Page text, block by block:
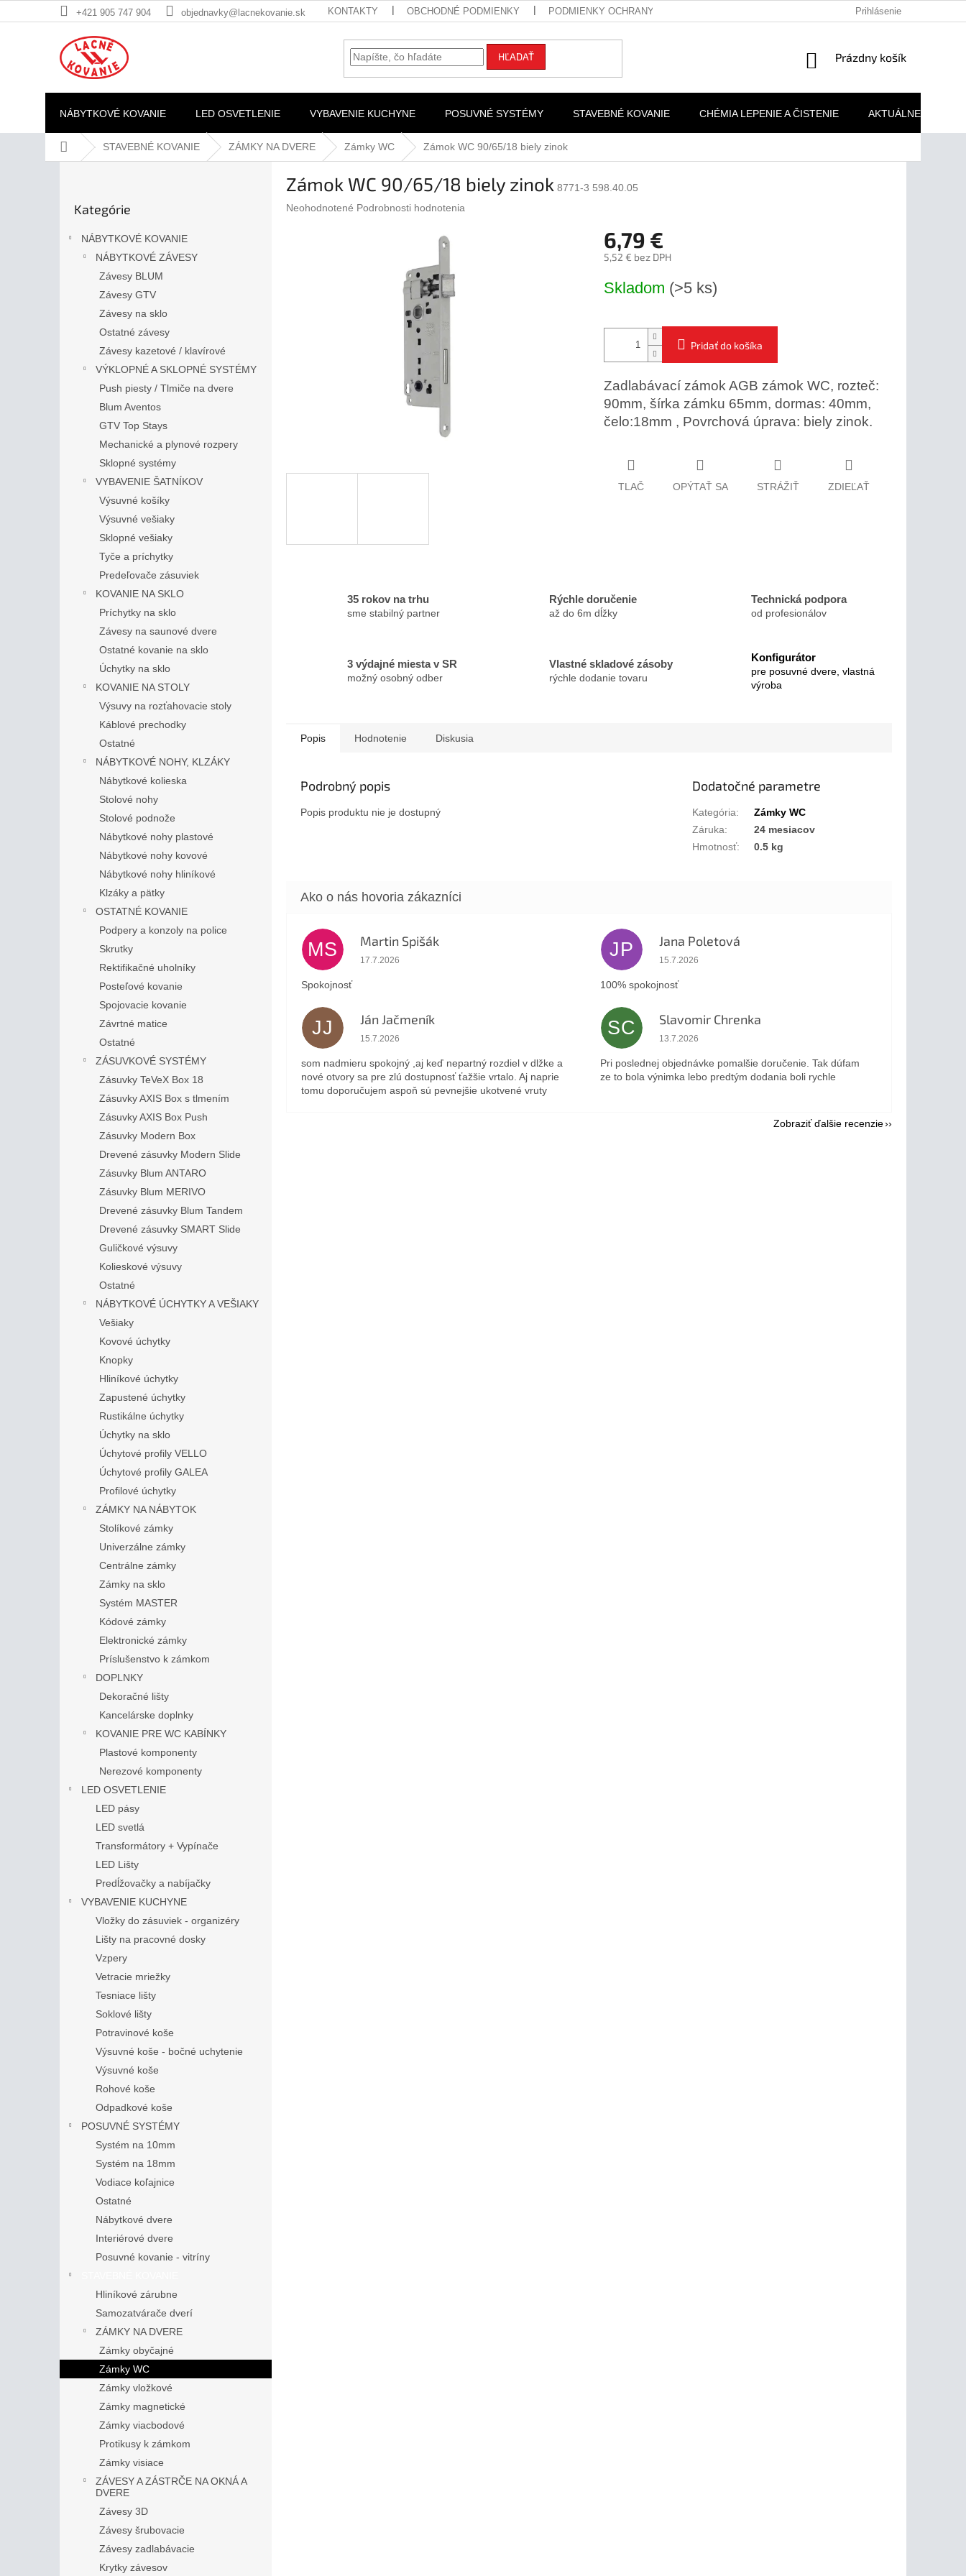
na
+421 905 747 904 objednavky@lacnekovanie.sk KONTAKTY OBCHODNÉ PODMIENKY PODMIENKY OCHRANY OSOBNÝCH ÚDAJOV REKLAMAČNÉ PODMIENKY
Prihlásenie
HĽADAŤ
NÁKUPNÝ
Prázdny košík
NÁBYTKOVÉ KOVANIE LED OSVETLENIE VYBAVENIE KUCHYNE POSUVNÉ SYSTÉMY STAVEBNÉ KOVANIE CHÉMIA LEPENIE A ČISTENIE AKTUÁLNE AKCIE
DomovSTAVEBNÉ KOVANIE ZÁMKY NA DVERE Zámky WC Zámok WC 90/65/18 biely zinok
kategórie
Kategórie
NÁBYTKOVÉ KOVANIE
NÁBYTKOVÉ ZÁVESY
Závesy BLUM
Závesy GTV
Závesy na sklo
Ostatné závesy
Závesy kazetové / klavírové
VÝKLOPNÉ A SKLOPNÉ SYSTÉMY
Push piesty / Tlmiče na dvere
Blum Aventos
GTV Top Stays
Mechanické a plynové rozpery
Sklopné systémy
VYBAVENIE ŠATNÍKOV
Výsuvné košíky
Výsuvné vešiaky
Sklopné vešiaky
Tyče a príchytky
Predeľovače zásuviek
KOVANIE NA SKLO
Príchytky na sklo
Závesy na saunové dvere
Ostatné kovanie na sklo
Úchytky na sklo
KOVANIE NA STOLY
Výsuvy na rozťahovacie stoly
Káblové prechodky
Ostatné
NÁBYTKOVÉ NOHY, KLZÁKY
Nábytkové kolieska
Stolové nohy
Stolové podnože
Nábytkové nohy plastové
Nábytkové nohy kovové
Nábytkové nohy hliníkové
Klzáky a pätky
OSTATNÉ KOVANIE
Podpery a konzoly na police
Skrutky
Rektifikačné uholníky
Posteľové kovanie
Spojovacie kovanie
Závrtné matice
Ostatné
ZÁSUVKOVÉ SYSTÉMY
Zásuvky TeVeX Box 18
Zásuvky AXIS Box s tlmením
Zásuvky AXIS Box Push
Zásuvky Modern Box
Drevené zásuvky Modern Slide
Zásuvky Blum ANTARO
Zásuvky Blum MERIVO
Drevené zásuvky Blum Tandem
Drevené zásuvky SMART Slide
Guličkové výsuvy
Kolieskové výsuvy
Ostatné
NÁBYTKOVÉ ÚCHYTKY A VEŠIAKY
Vešiaky
Kovové úchytky
Knopky
Hliníkové úchytky
Zapustené úchytky
Rustikálne úchytky
Úchytky na sklo
Úchytové profily VELLO
Úchytové profily GALEA
Profilové úchytky
ZÁMKY NA NÁBYTOK
Stolíkové zámky
Univerzálne zámky
Centrálne zámky
Zámky na sklo
Systém MASTER
Kódové zámky
Elektronické zámky
Príslušenstvo k zámkom
DOPLNKY
Dekoračné lišty
Kancelárske doplnky
KOVANIE PRE WC KABÍNKY
Plastové komponenty
Nerezové komponenty
LED OSVETLENIE
LED pásy
LED svetlá
Transformátory + Vypínače
LED Lišty
Predĺžovačky a nabíjačky
VYBAVENIE KUCHYNE
Vložky do zásuviek - organizéry
Lišty na pracovné dosky
Vzpery
Vetracie mriežky
Tesniace lišty
Soklové lišty
Potravinové koše
Výsuvné koše - bočné uchytenie
Výsuvné koše
Rohové koše
Odpadkové koše
POSUVNÉ SYSTÉMY
Systém na 10mm
Systém na 18mm
Vodiace koľajnice
Ostatné
Nábytkové dvere
Interiérové dvere
Posuvné kovanie - vitríny
Hliníkové zárubne
Samozatvárače dverí
ZÁMKY NA DVERE
Zámky obyčajné
Zámky WC
Zámky vložkové
Zámky magnetické
Zámky viacbodové
Protikusy k zámkom
Zámky visiace
ZÁVESY A ZÁSTRČE NA OKNÁ A
DVERE
Závesy 3D
Závesy šrubovacie
Závesy zadlabávacie
Krytky závesov
Zámok WC 90/65/18 biely zinok 8771-3 598.40.05
Priemerné
Neohodnotené Podrobnosti hodnotenia
6,79 €
5,52 € bez DPH
cena:
Skladom (>5 ks)
Pridať do košíka
Zadlabávací zámok AGB zámok WC, rozteč:
90mm, šírka zámku 65mm, dormas: 40mm,
čelo:18mm , Povrchová úprava: biely zinok.
TLAČ OPÝTAŤ SA STRÁŽIŤ ZDIEĽAŤ
35 rokov na trhu
sme stabilný partner
Rýchle doručenie
až do 6m dĺžky
Technická podpora
od profesionálov
3 výdajné miesta v SR
možný osobný odber
Vlastné skladové zásoby
rýchle dodanie tovaru
Konfigurátor
pre posuvné dvere, vlastná
výroba
Popis Hodnotenie Diskusia
Podrobný popis
Popis produktu nie je dostupný
Dodatočné parametre
Kategória:
Zámky WC
Záruka:
24 mesiacov
Hmotnosť: 0.5 kg
MS Martin Spišák
Hodnotenie obchodu je 5 z 5 hviezdičiek.
17.7.2026
Spokojnosť
JP Jana Poletová
Hodnotenie obchodu je 5 z 5 hviezdičiek.
15.7.2026
100% spokojnosť
JJ Ján Jačmeník
Hodnotenie obchodu je 5 z 5 hviezdičiek.
15.7.2026
som nadmieru spokojný ,aj keď nepartný rozdiel v dlžke a
nové otvory sa pre zlú dostupnosť ťažšie vrtalo. Aj naprie
tomu doporučujem aspoň sú pevnejšie ukotvené vruty
SC Slavomir Chrenka
Hodnotenie obchodu je 5 z 5 hviezdičiek.
13.7.2026
Pri poslednej objednávke pomalšie doručenie. Tak dúfam
ze to bola výnimka lebo predtým dodania boli rychle
Zobraziť ďalšie recenzie